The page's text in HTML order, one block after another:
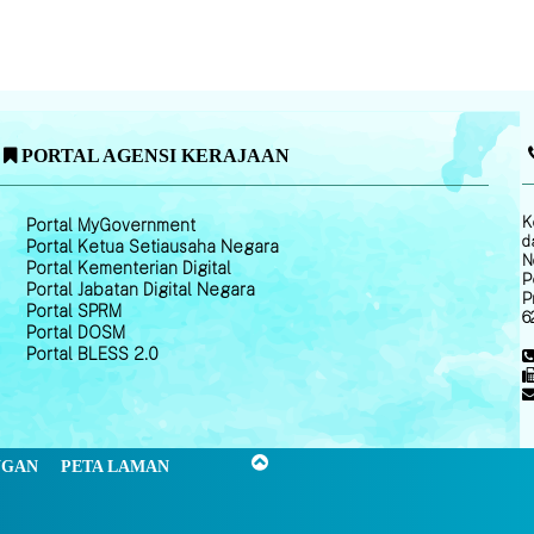
PORTAL AGENSI KERAJAAN
Portal MyGovernment
Portal Ketua Setiausaha Negara
Portal Kementerian Digital
Portal Jabatan Digital Negara
Portal SPRM
Portal DOSM
Portal BLESS 2.0
PETA LAMAN